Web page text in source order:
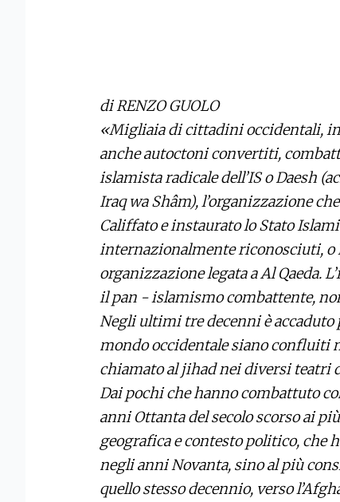
di RENZO GUOLO
«Migliaia di cittadini occidentali,
anche autoctoni convertiti,
islamista radicale dell’IS o Daesh
Iraq wa Shâm), l’organizzazione
Califfato e instaurato lo Stato
internazionalmente riconosciuti, o
organizzazione legata a Al Qaeda.
il pan - islamismo combattente,
Negli ultimi tre decenni è
mondo occidentale siano confluiti
chiamato al jihad nei diversi teatri
Dai pochi che hanno combattuto
anni Ottanta del secolo scorso ai
geografica e contesto politico, che
negli anni Novanta, sino al più
quello stesso decennio, verso